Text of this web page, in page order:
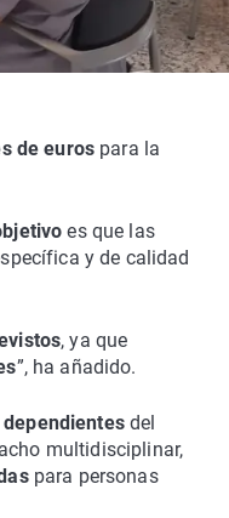
de euros para la
es que las
y de calidad
, ya que
”, ha añadido.
del
multidisciplinar,
para personas